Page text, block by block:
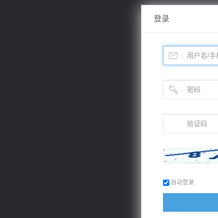
登录
自动登录